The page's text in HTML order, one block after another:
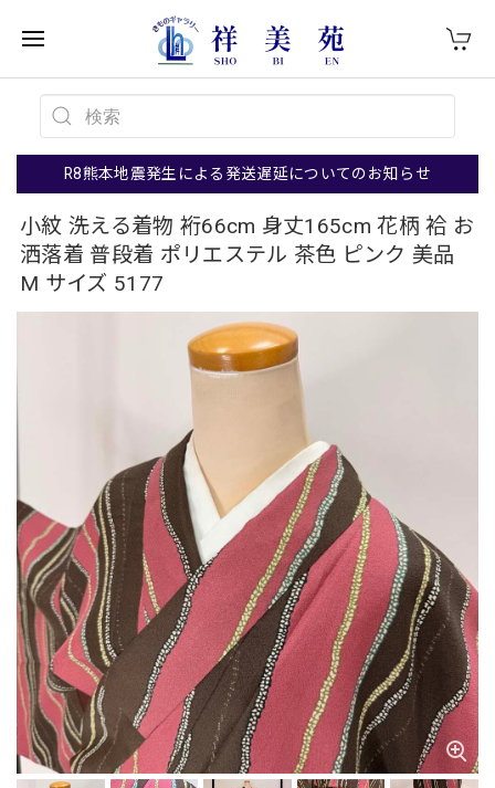
R8熊本地震発生による発送遅延についてのお知らせ
小紋 洗える着物 裄66cm 身丈165cm 花柄 袷 お
洒落着 普段着 ポリエステル 茶色 ピンク 美品
M サイズ 5177